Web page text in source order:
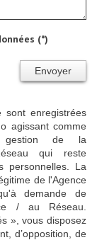
(*)
Envoyer
sont enregistrées
agissant comme
gestion de la
qui reste
personnelles. La
de l'Agence
demande de
/ au Réseau.
», vous disposez
d’opposition, de